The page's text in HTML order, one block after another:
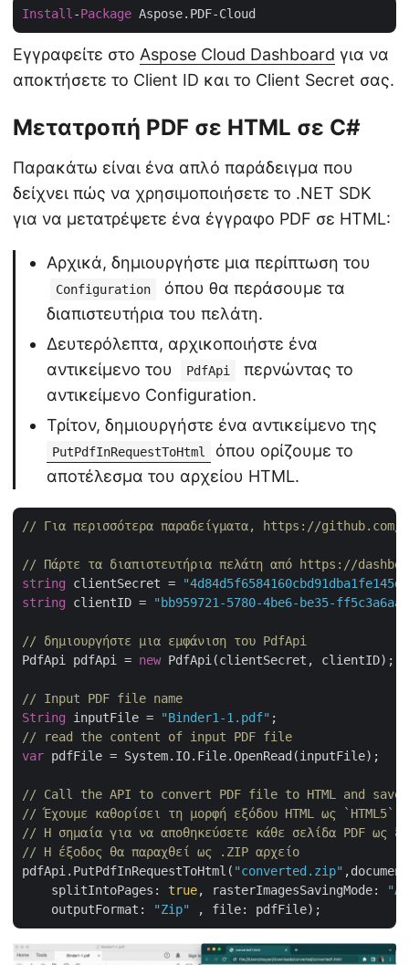
Install -Package
Εγγραφείτε στο Aspose Cloud Dashboard για να
αποκτήσετε το Client ID και το Client Secret σας.
Μετατροπή PDF σε HTML σε C#
Παρακάτω είναι ένα απλό παράδειγμα που
δείχνει πώς να χρησιμοποιήσετε το .NET SDK
για να μετατρέψετε ένα έγγραφο PDF σε HTML:
Αρχικά, δημιουργήστε μια περίπτωση του
Configuration
όπου θα περάσουμε τα
διαπιστευτήρια του πελάτη.
Δευτερόλεπτα, αρχικοποιήστε ένα
αντικείμενο του
PdfApi
περνώντας το
αντικείμενο Configuration.
Τρίτον, δημιουργήστε ένα αντικείμενο της
PutPdfInRequestToHtml
όπου ορίζουμε το
αποτέλεσμα του αρχείου HTML.
// Για περισσότερα παραδείγματα, https://
// Πάρτε τα διαπιστευτήρια πελάτη από https://
string clientSecret =
string clientID = "bb959721-5780-4be6-be35-
// δημιουργήστε μια εμφάνιση του PdfApi
PdfApi pdfApi = new PdfApi(clientSecret, clientID);
// Input PDF file name
String inputFile = "Binder1-1.pdf"
// read the content of input PDF file
var pdfFile = System.IO.File.OpenRead(inputFile);
// Call the API to convert PDF file to HTML and
// Έχουμε καθορίσει τη μορφή εξόδου HTML ως `HTML5`
// Η σημαία για να αποθηκεύσετε κάθε σελίδα PDF ως
// Η έξοδος θα παραχθεί ως .ZIP αρχείο
pdfApi.PutPdfInRequestToHtml( "converted.zip"
    splitIntoPages:
true, rasterImagesSavingMode:
    outputFormat:
"Zip"